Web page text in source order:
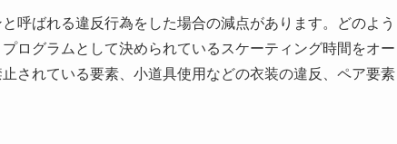
呼ばれる違反行為をした場合の減点があります。どのよう
ログラムとして決められているスケーティング時間をオー
されている要素、小道具使用などの衣装の違反、ペア要素